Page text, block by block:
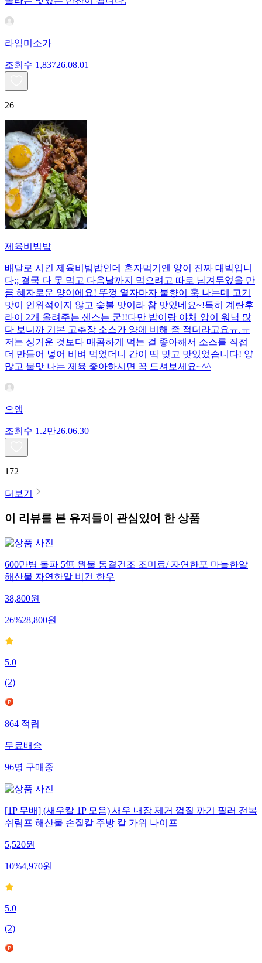
라임미소가
조회수 1,83726.08.01
26
제육비빔밥
배달로 시킨 제육비빔밥인데 혼자먹기엔 양이 진짜 대박입니
다;; 결국 다 못 먹고 다음날까지 먹으려고 따로 남겨두었을 만
큼 혜자로운 양이에요! 뚜껑 열자마자 불향이 훅 나는데 고기
맛이 인위적이지 않고 숯불 맛이라 참 맛있네요~!특히 계란후
라이 2개 올려주는 센스는 굳!! ​다만 밥이랑 야채 양이 워낙 많
다 보니까 기본 고추장 소스가 양에 비해 좀 적더라고요ㅠ.ㅠ
저는 싱거운 것보다 매콤하게 먹는 걸 좋아해서 소스를 직접
더 만들어 넣어 비벼 먹었더니 간이 딱 맞고 맛있었습니다! 양
많고 불맛 나는 제육 좋아하시면 꼭 드셔보세요~^^
으앵
조회수 1.2만26.06.30
172
더보기
이 리뷰를 본 유저들이 관심있어 한 상품
600만병 돌파 5無 원물 동결건조 조미료/ 자연한포 마늘한알
해산물 자연한알 비건 한우
38,800원
26%28,800원
5.0
(2)
864 적립
무료배송
96명 구매중
[1P 무배] (새우칼 1P 모음) 새우 내장 제거 껍질 까기 필러 전복
쉬림프 해산물 손질칼 주방 칼 가위 나이프
5,520원
10%4,970원
5.0
(2)